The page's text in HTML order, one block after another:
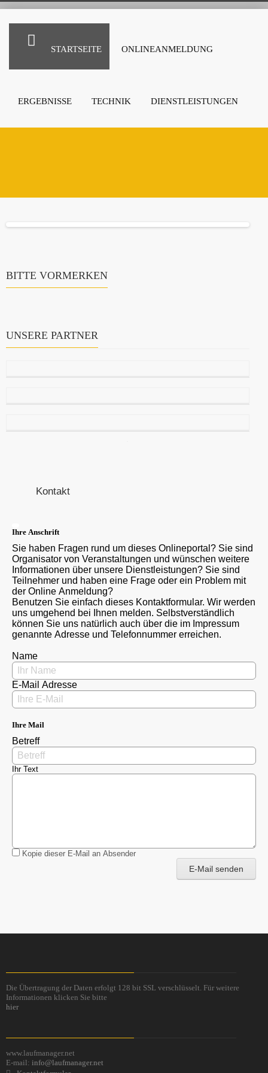
STARTSEITE ONLINEANMELDUNG
ERGEBNISSE TECHNIK DIENSTLEISTUNGEN
BITTE VORMERKEN
UNSERE PARTNER
Kontakt
Ihre Anschrift
Sie haben Fragen rund um dieses Onlineportal? Sie sind
Organisator von Veranstaltungen und wünschen weitere
Informationen über unsere Dienstleistungen? Sie sind
Teilnehmer und haben eine Frage oder ein Problem mit
der Online Anmeldung?
Benutzen Sie einfach dieses Kontaktformular. Wir werden
uns umgehend bei Ihnen melden. Selbstverständlich
können Sie uns natürlich auch über die im Impressum
genannte Adresse und Telefonnummer erreichen.
Name
E-Mail Adresse
Ihre Mail
Betreff
Ihr Text
Kopie dieser E-Mail an Absender
E-Mail senden
Die Übertragung der Daten erfolgt 128 bit SSL verschlüsselt. Für weitere
Informationen klicken Sie bitte
hier
www.laufmanager.net
E-mail: info@laufmanager.net